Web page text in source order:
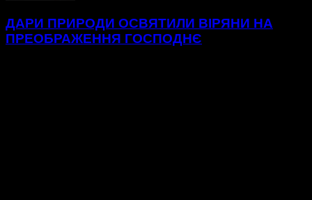
ДАРИ ПРИРОДИ ОСВЯТИЛИ ВІРЯНИ НА
ПРЕОБРАЖЕННЯ ГОСПОДНЄ